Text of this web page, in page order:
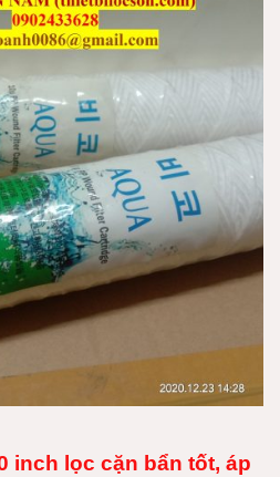
inch lọc cặn bẩn tốt, áp